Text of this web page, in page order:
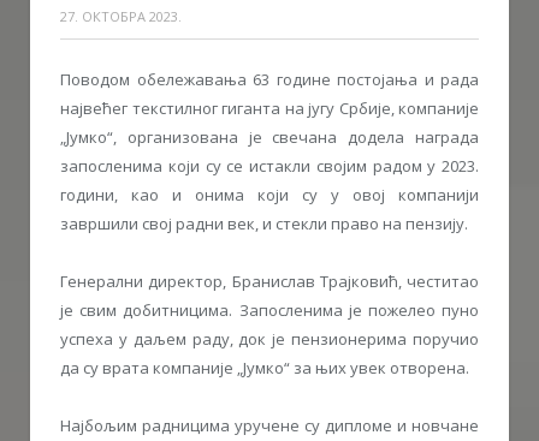
27. ОКТОБРА 2023.
Поводом обележавања 63 године постојања и рада
највећег текстилног гиганта на југу Србије, компаније
„Јумко“, организована је свечана додела награда
запосленима који су се истакли својим радом у 2023.
години, као и онима који су у овој компанији
завршили свој радни век, и стекли право на пензију.
Генерални директор, Бранислав Трајковић, честитао
је свим добитницима. Запосленима је пожелео пуно
успеха у даљем раду, док је пензионерима поручио
да су врата компаније „Јумко“ за њих увек отворена.
Најбољим радницима уручене су дипломе и новчане